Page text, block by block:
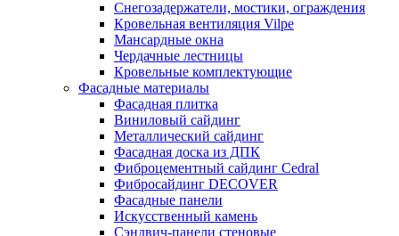
Снегозадержатели, мостики, ограждения
Кровельная вентиляция Vilpe
Мансардные окна
Чердачные лестницы
Кровельные комплектующие
Фасадные материалы
Фасадная плитка
Виниловый сайдинг
Металлический сайдинг
Фасадная доска из ДПК
Фиброцементный сайдинг Cedral
Фибросайдинг DECOVER
Фасадные панели
Искусственный камень
Сэндвич-панели стеновые